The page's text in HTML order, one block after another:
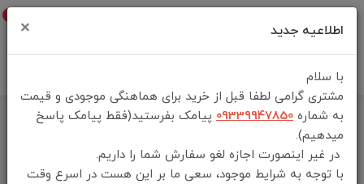
خانه
فهرست محصولات
Epilate
اطلاعیه جدید ×
با سلام
مشتری گرامی لطفا قبل از خرید برای هماهنگی موجودی و قیمت
به شماره 09339947850 پیامک بفرستید(فقط پیامک پاسخ
میدهیم).
در غیر اینصورت اجازه لغو سفارش شما را داریم.
با توجه به شرایط موجود، سعی ما بر این هست در اسرع وقت